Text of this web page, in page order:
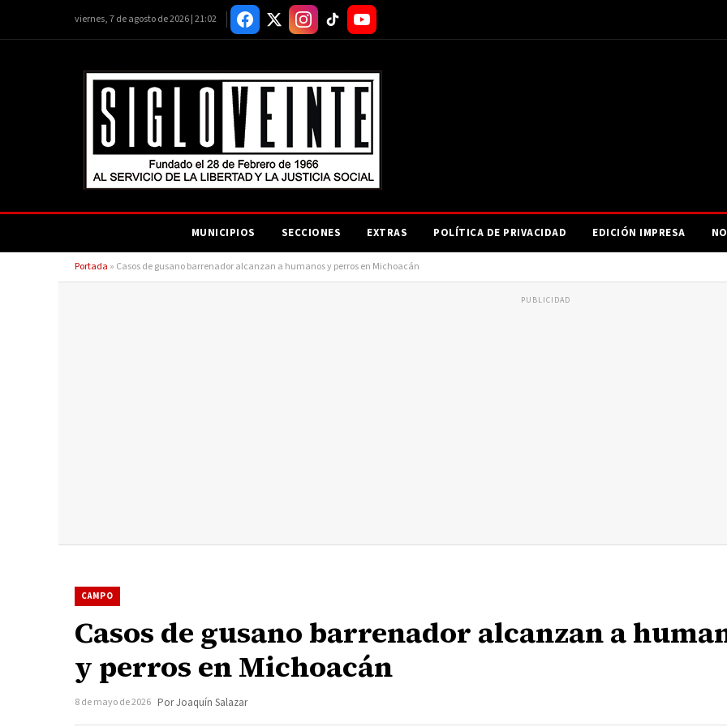
viernes, 7 de agosto de 2026 | 21:02
MUNICIPIOS SECCIONES EXTRAS POLÍTICA DE PRIVACIDAD EDICIÓN IMPRESA
Portada » Casos de gusano barrenador alcanzan a humanos y perros en Michoacán
PUBLICIDAD
CAMPO
Casos de gusano barrenador alcanzan a
y perros en Michoacán
8 de mayo de 2026 Por Joaquín Salazar